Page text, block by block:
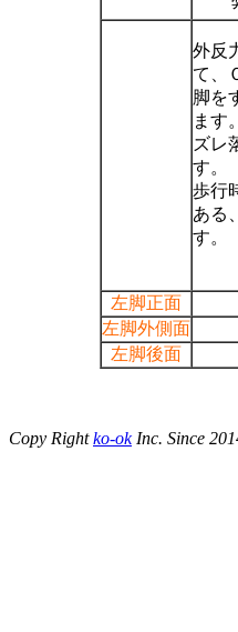
外反
て、
脚を
ます。
ズレ
す。
歩行
ある
す。
左脚正面
左脚外側面
左脚後面
Copy Rightko-okInc. Since